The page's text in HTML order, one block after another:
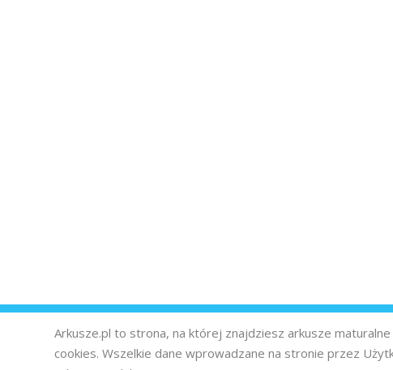
Arkusze.pl to strona, na której znajdziesz arkusze
cookies. Wszelkie dane wprowadzane na stronie przez